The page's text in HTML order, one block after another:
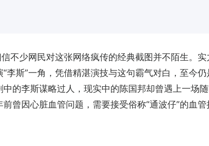
不少网民对这张网络疯传的经典截图并不陌生。实
李斯”一角，凭借精湛演技与这句霸气对白，至今仍
的李斯谋略过人，现实中的陈国邦却曾遇上一场
曾因心脏血管问题，需要接受俗称“通波仔”的血管